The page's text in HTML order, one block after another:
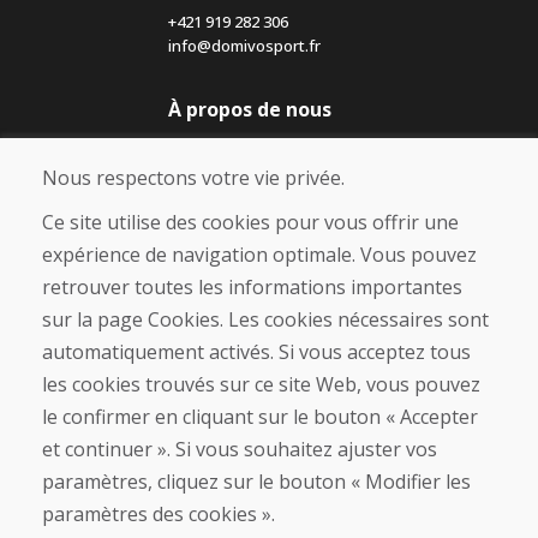
+421 919 282 306
info@domivosport.fr
À propos de nous
Blog
À propos de nous
Contact
Achat
Boutique en ligne
Expédition et paiement
Procédure de réclamation
Politique de retour et d’échange
Politique de confidentialité (RGPD)
Gestion des Cookies
Nous respectons votre vie privée.
Ce site utilise des cookies pour vous offrir une
expérience de navigation optimale. Vous pouvez
retrouver toutes les informations importantes
sur la page Cookies. Les cookies nécessaires sont
automatiquement activés. Si vous acceptez tous
les cookies trouvés sur ce site Web, vous pouvez
le confirmer en cliquant sur le bouton « Accepter
et continuer ». Si vous souhaitez ajuster vos
paramètres, cliquez sur le bouton « Modifier les
paramètres des cookies ».